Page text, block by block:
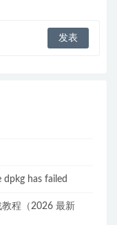
dpkg has failed
教程（2026 最新